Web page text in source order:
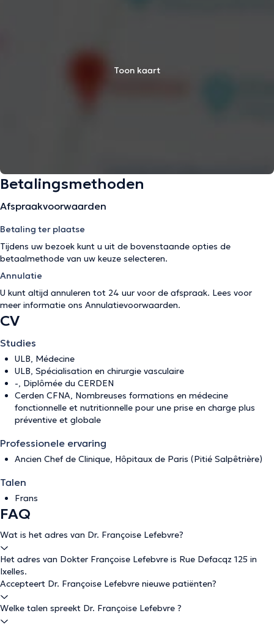
Toon kaart
Betalingsmethoden
Afspraakvoorwaarden
Betaling ter plaatse
Tijdens uw bezoek kunt u uit de bovenstaande opties de
betaalmethode van uw keuze selecteren.
Annulatie
U kunt altijd annuleren tot 24 uur voor de afspraak. Lees voor
meer informatie ons Annulatievoorwaarden.
CV
Studies
ULB, Médecine
ULB, Spécialisation en chirurgie vasculaire
-, Diplômée du CERDEN
Cerden CFNA, Nombreuses formations en médecine
fonctionnelle et nutritionnelle pour une prise en charge plus
préventive et globale
Professionele ervaring
Ancien Chef de Clinique, Hôpitaux de Paris (Pitié Salpêtrière)
Talen
Frans
FAQ
Wat is het adres van Dr. Françoise Lefebvre?
Het adres van Dokter Françoise Lefebvre is Rue Defacqz 125 in
Ixelles.
Accepteert Dr. Françoise Lefebvre nieuwe patiënten?
Welke talen spreekt Dr. Françoise Lefebvre ?